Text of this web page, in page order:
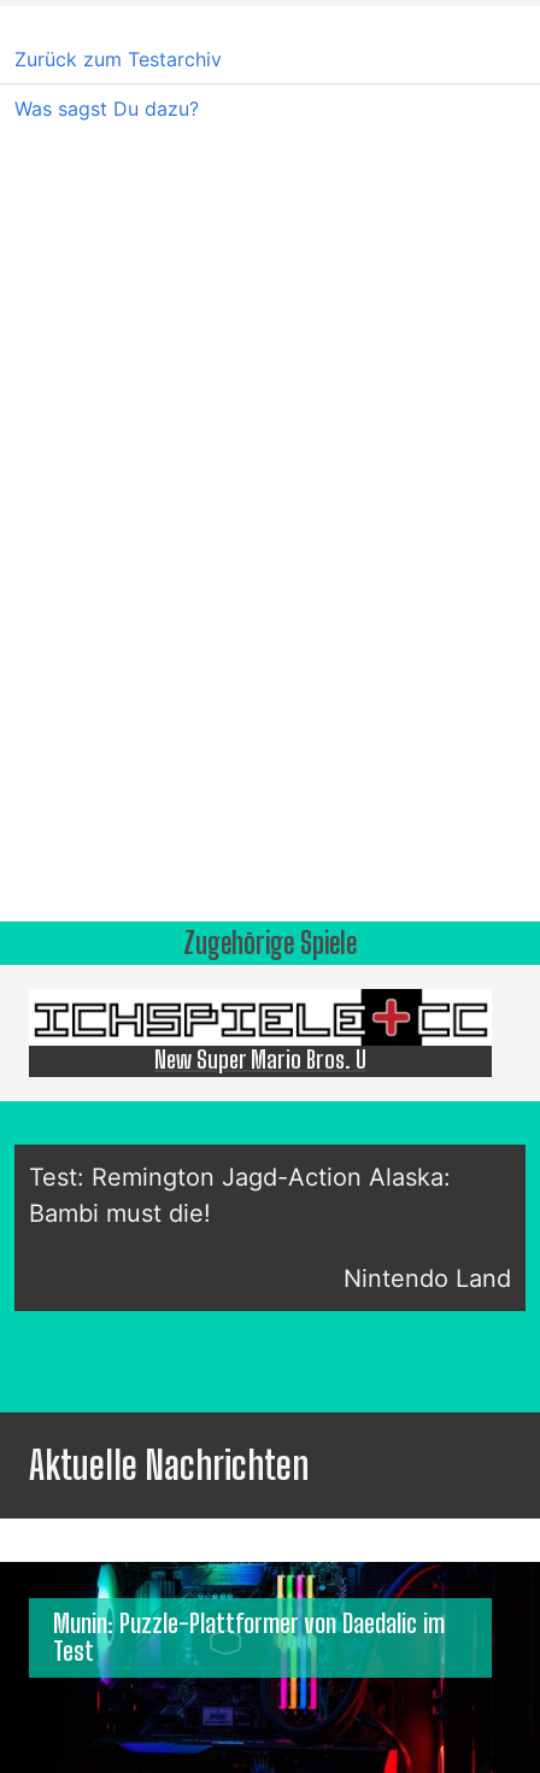
Zurück zum Testarchiv
Was sagst Du dazu?
Zugehörige Spiele
New Super Mario Bros. U
Test: Remington Jagd-Action Alaska:
Bambi must die!
Nintendo Land
Aktuelle Nachrichten
Munin: Puzzle-Plattformer von Daedalic im
Test